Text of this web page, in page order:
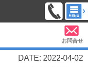
お問合せ
DATE: 2022-04-02